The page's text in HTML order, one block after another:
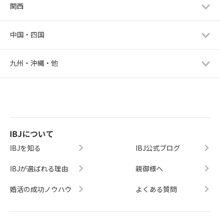
関西
中国・四国
九州・沖縄・他
IBJについて
IBJを知る
IBJが選ばれる理由
婚活の成功ノウハウ
IBJ公式ブログ
親御様へ
よくある質問